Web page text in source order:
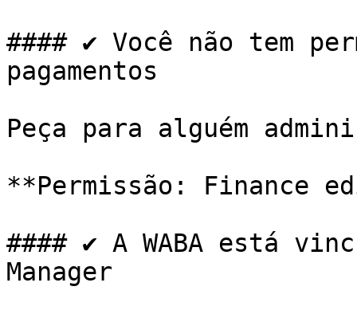
#### ✔ Você não tem
pagamentos
Peça para alguém
**Permissão: Finance
#### ✔ A WABA está
Manager